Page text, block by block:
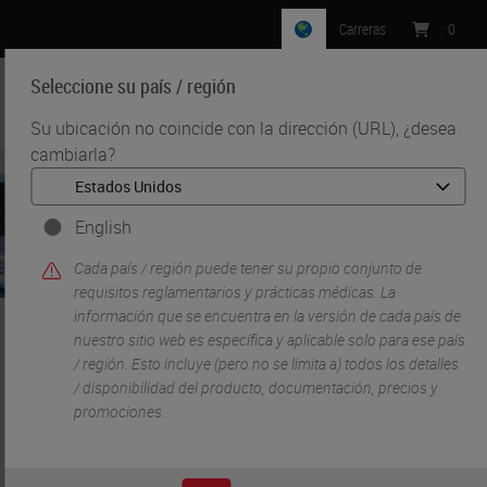
Seleccione su país / región
Su ubicación no coincide con la dirección (URL), ¿desea
cambiarla?
English
Cada país / región puede tener su propio conjunto de
requisitos reglamentarios y prácticas médicas. La
información que se encuentra en la versión de cada país de
nuestro sitio web es específica y aplicable solo para ese país
/ región. Esto incluye (pero no se limita a) todos los detalles
/ disponibilidad del producto, documentación, precios y
promociones.
Carreras : 0
MENU
• Servicio y soporte